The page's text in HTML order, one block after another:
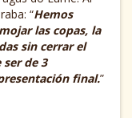
“Hemos
las copas, la
sin cerrar el
de 3
final.”